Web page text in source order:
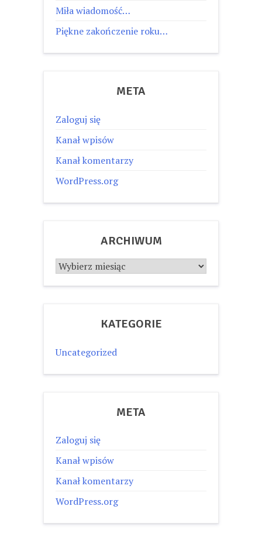
Miła wiadomość…
Piękne zakończenie roku…
META
Zaloguj się
Kanał wpisów
Kanał komentarzy
WordPress.org
ARCHIWUM
Archiwum
KATEGORIE
Uncategorized
META
Zaloguj się
Kanał wpisów
Kanał komentarzy
WordPress.org